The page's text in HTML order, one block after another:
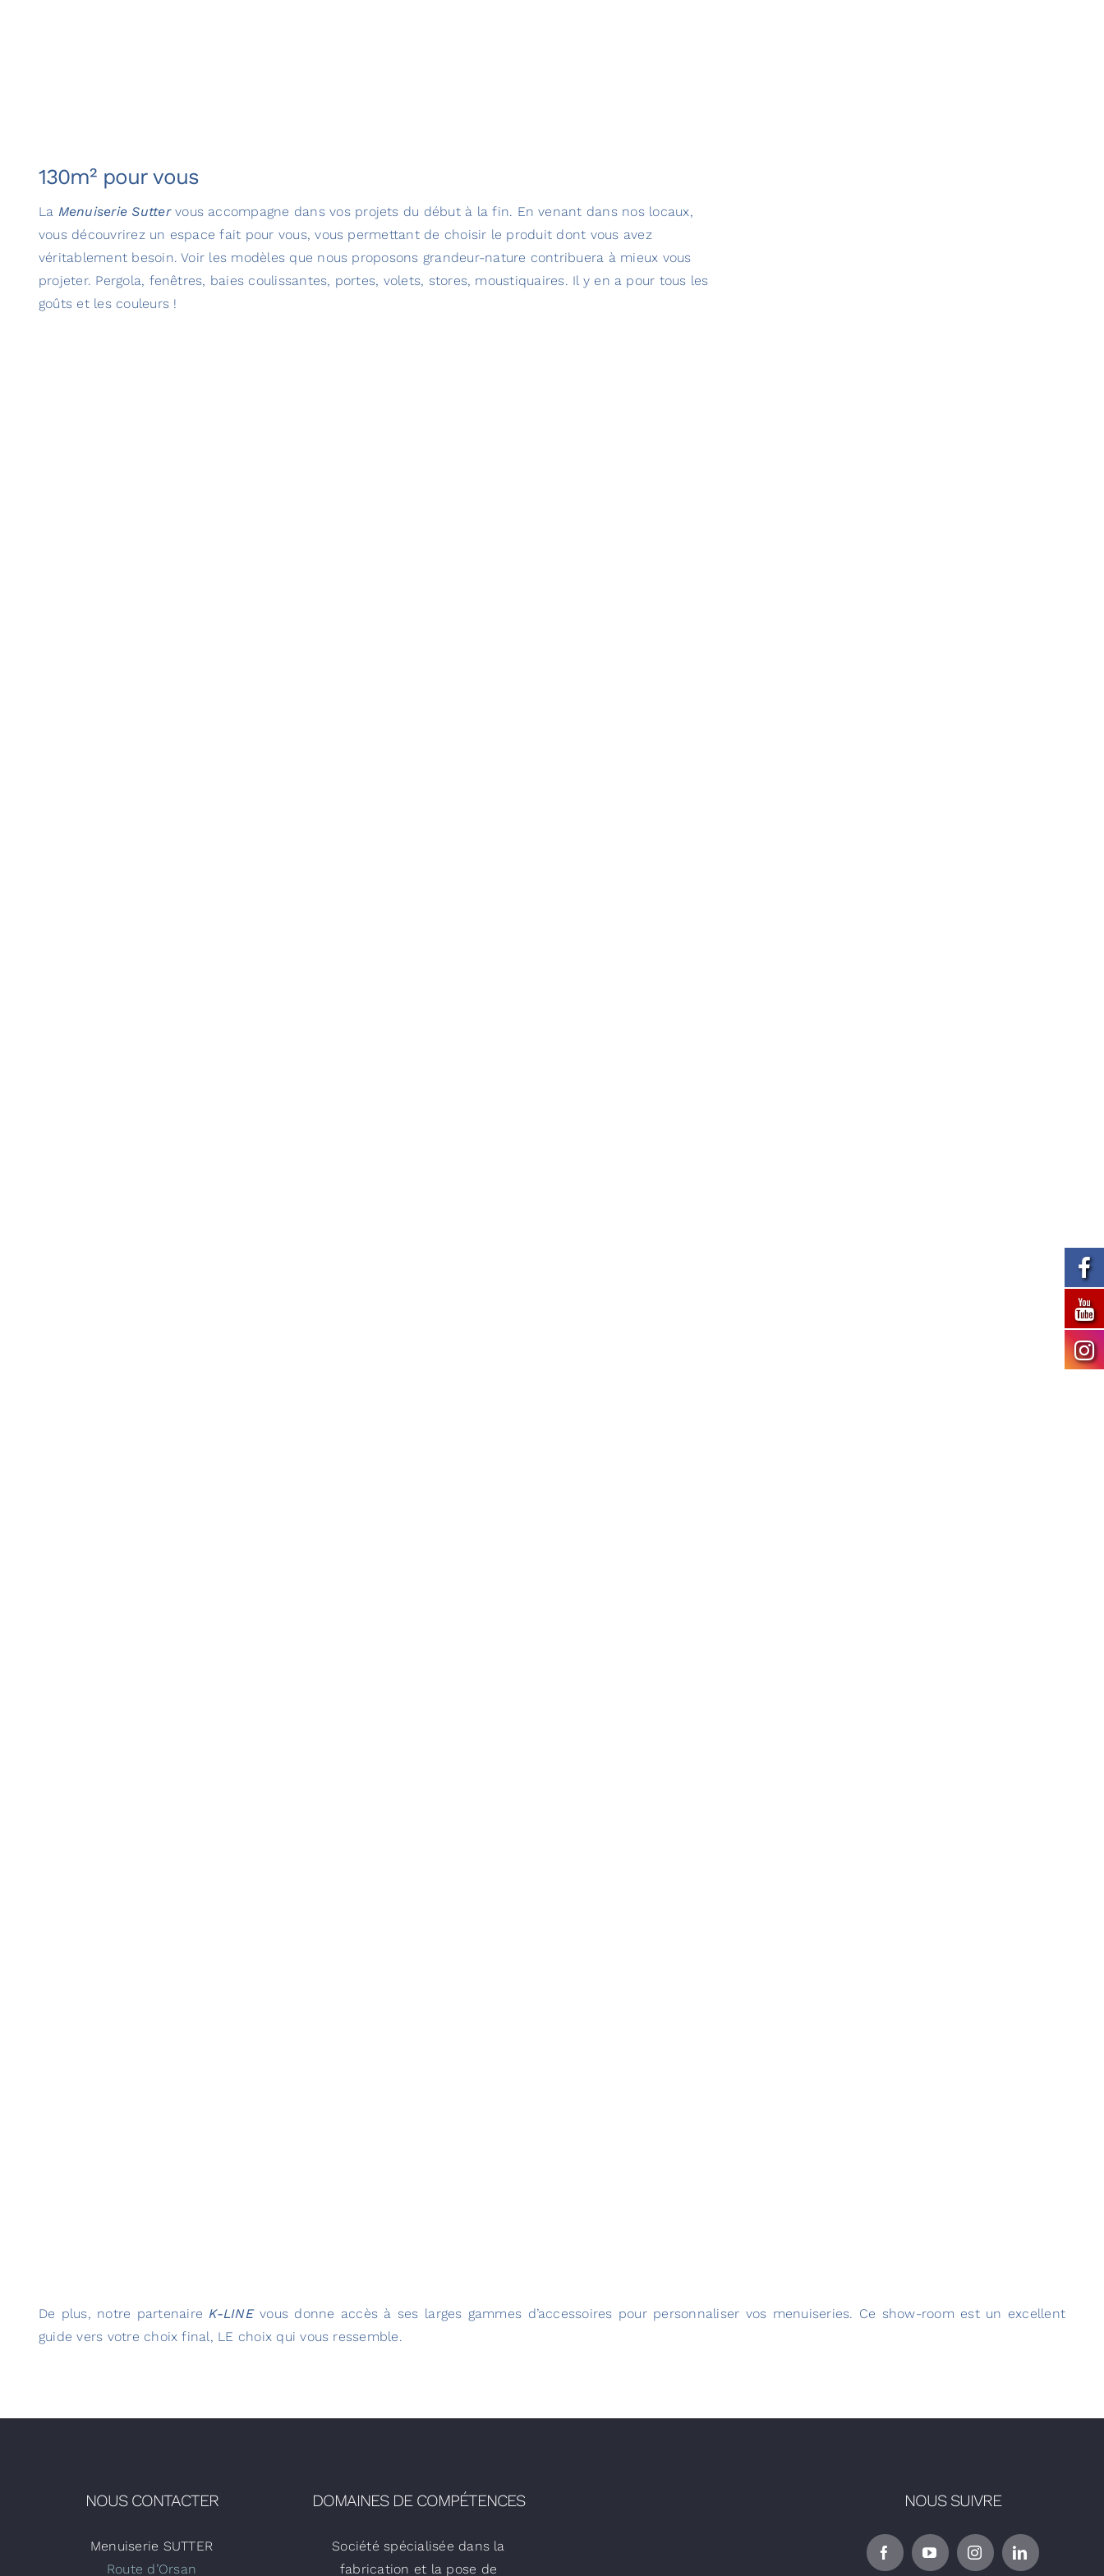
130m² pour vous
La Menuiserie Sutter vous accompagne dans vos projets du début à la fin. En venant dans nos locaux,
vous découvrirez un espace fait pour vous, vous permettant de choisir le produit dont vous avez
véritablement besoin. Voir les modèles que nous proposons grandeur-nature contribuera à mieux vous
projeter. Pergola, fenêtres, baies coulissantes, portes, volets, stores, moustiquaires. Il y en a pour tous les
goûts et les couleurs !
De plus, notre partenaireK-LINEvous donne accès à ses larges gammes d’accessoires pour personnaliser vos menuiseries. Ce show-room est un excellent
guide vers votre choix final, LE choix qui vous ressemble.
NOUS CONTACTER
Menuiserie SUTTER
Route d’Orsan
DOMAINES DE COMPÉTENCES
Société spécialisée dans la
fabrication et la pose de
NOUS SUIVRE